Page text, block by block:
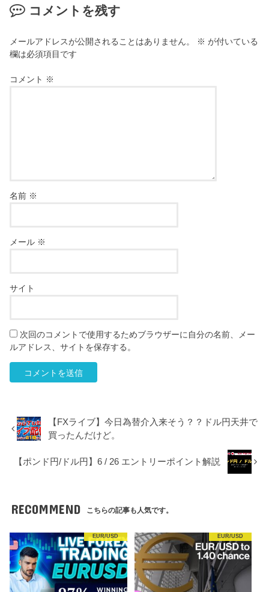
コメントを残す
メールアドレスが公開されることはありません。 ※ が付いている
欄は必須項目です
コメント ※
名前 ※
メール ※
サイト
次回のコメントで使用するためブラウザーに自分の名前、メー
ルアドレス、サイトを保存する。
【FXライブ】今日為替介入来そう？？ドル円天井で
買ったんだけど。
【ポンド円/ドル円】6 / 26 エントリーポイント解説
RECOMMEND こちらの記事も人気です。
EUR/USD EUR/USD